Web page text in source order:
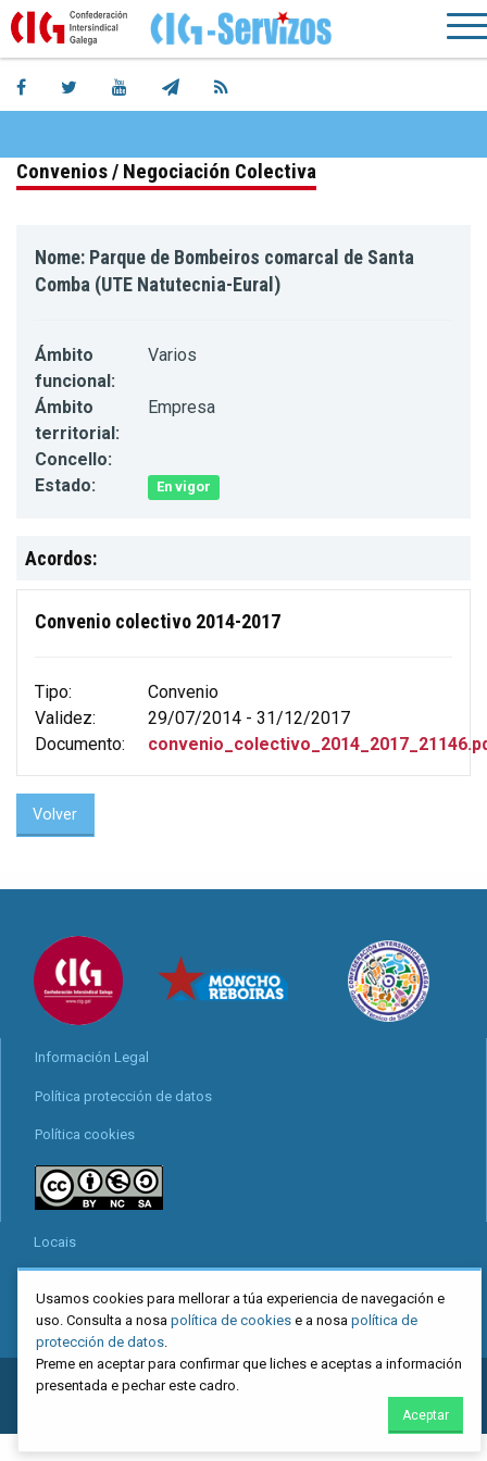
Convenios / Negociación Colectiva
Nome: Parque de Bombeiros comarcal de Santa
Comba (UTE Natutecnia-Eural)
Ámbito
funcional:
Varios
Ámbito
territorial:
Empresa
Concello:
Estado:
En vigor
Acordos:
Convenio colectivo 2014-2017
Tipo:
Convenio
Validez:
29/07/2014 - 31/12/2017
Documento:
Volver
Información Legal
Política protección de datos
Política cookies
Locais
2026CIG. Confederación Intersindical Galega - Miguel Ferro Caaveiro
Usamos cookies para mellorar a túa experiencia de navegación e
uso. Consulta a nosa política de cookies e a nosa política de
protección de datos
Preme en aceptar para confirmar que liches e aceptas a información
presentada e pechar este cadro.
Aceptar